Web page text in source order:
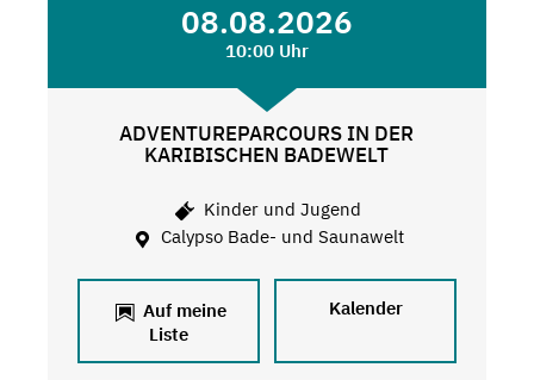
08.08.2026
10:00 Uhr
ADVENTUREPARCOURS IN DER
KARIBISCHEN BADEWELT
Kinder und Jugend
Calypso Bade- und Saunawelt
Auf meine
Liste
Kalender